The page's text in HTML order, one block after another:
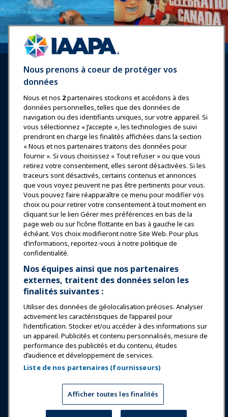
Se connecter Rejoindre maintenant
Récompenses Carrières
Contact
Expositions et Événements
Nouvelles & Funworld
Éducation
Sécurité & Protection
Plaidoyer
Recherche & Rapports
À propos de IAAPA
Partenaires
Copyright © 2026 Association internationale des parcs
d'attractions et des attractions. Tous droits réservés.
Politique de confidentialité
Avis de traduction
Nous prenons à coeur de protéger vos
données
Nous et nos 2partenaires stockons et accédons à des
données personnelles, telles que des données de
navigation ou des identifiants uniques, sur votre appareil. Si
vous sélectionnez « J’accepte », les technologies de suivi
prendront en charge les finalités affichées dans la section
« Nous et nos partenaires traitons des données pour
fournir ». Si vous choisissez « Tout refuser » ou que vous
retirez votre consentement, elles seront désactivées. Si les
traceurs sont désactivés, certains contenus et annonces
que vous voyez peuvent ne pas être pertinents pour vous.
Vous pouvez faire réapparaître ce menu pour modifier vos
choix ou pour retirer votre consentement à tout moment en
cliquant sur le lien Gérer mes préférences en bas de la
page web ou sur l’icône flottante en bas à gauche le cas
échéant. Vos choix modifieront notre Site Web. Pour plus
d’informations, reportez-vous à notre politique de
confidentialité.
Nos équipes ainsi que nos partenaires
externes, traitent des données selon les
finalités suivantes :
Utiliser des données de géolocalisation précises. Analyser
activement les caractéristiques de l’appareil pour
l’identification. Stocker et/ou accéder à des informations sur
un appareil. Publicités et contenu personnalisés, mesure de
performance des publicités et du contenu, études
d’audience et développement de services.
Liste de nos partenaires (fournisseurs)
Afficher toutes les finalités